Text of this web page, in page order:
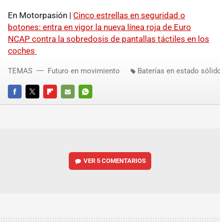
En Motorpasión | Cinco estrellas en seguridad o
botones: entra en vigor la nueva línea roja de Euro
NCAP contra la sobredosis de pantallas táctiles en los
coches
FACEBOOKTWITTERFLIPBOARD
E-
WHATSAPP
TEMAS Futuro en movimiento Baterías en estado
VER5 COMENTARIOS